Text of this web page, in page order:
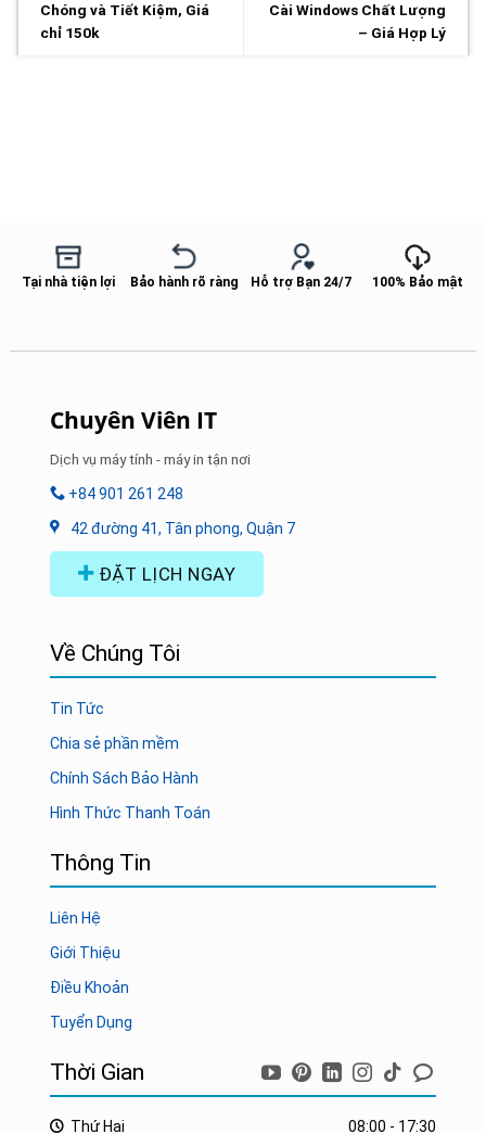
Chóng và Tiết Kiệm, Giá
chỉ 150k
Cài Windows Chất Lượng
– Giá Hợp Lý
Tại nhà tiện lợi Bảo hành rõ ràng Hỗ trợ Bạn 24/7 100% Bảo mật
Chuyên Viên IT
Dịch vụ máy tính - máy in tận nơi
+84 901 261 248
42 đường 41, Tân phong, Quận 7
ĐẶT LỊCH NGAY
Về Chúng Tôi
Tin Tức
Chia sẻ phần mềm
Chính Sách Bảo Hành
Hình Thức Thanh Toán
Thông Tin
Liên Hệ
Giới Thiệu
Điều Khoản
Tuyển Dụng
Thời Gian
Thứ Hai 08:00 - 17:30